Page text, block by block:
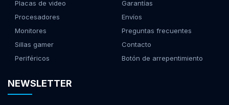
Placas de video
Procesadores
Monitores
Sillas gamer
Periféricos
Garantías
Envíos
Preguntas frecuentes
Contacto
Botón de arrepentimiento
NEWSLETTER